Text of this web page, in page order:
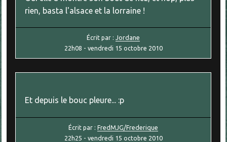
rien, basta l'alsace et la lorraine !
Écrit par :Jordane
22h08 - vendredi 15 octobre 2010
Et depuis le bouc pleure... :p
Écrit par :FredMJG/Frederique
22h25 - vendredi 15 octobre 2010